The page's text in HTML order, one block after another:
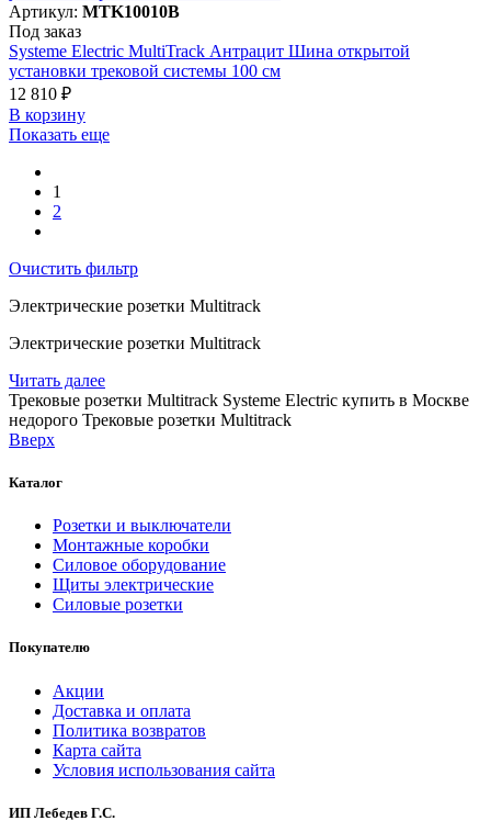
Артикул: MTK10010B
Под заказ
Systeme Electric MultiTrack Антрацит Шина открытой
установки трековой системы 100 см
12 810 ₽
В корзинy
Показать еще
1
2
Очистить фильтр
Электрические розетки Multitrack
Электрические розетки Multitrack
Читать далее
Трековые розетки Multitrack Systeme Electric купить в Москве
недорого Трековые розетки Multitrack
Вверх
Каталог
Розетки и выключатели
Монтажные коробки
Силовое оборудование
Щиты электрические
Силовые розетки
Покупателю
Акции
Доставка и оплата
Политика возвратов
Карта сайта
Условия использования сайта
ИП Лебедев Г.С.